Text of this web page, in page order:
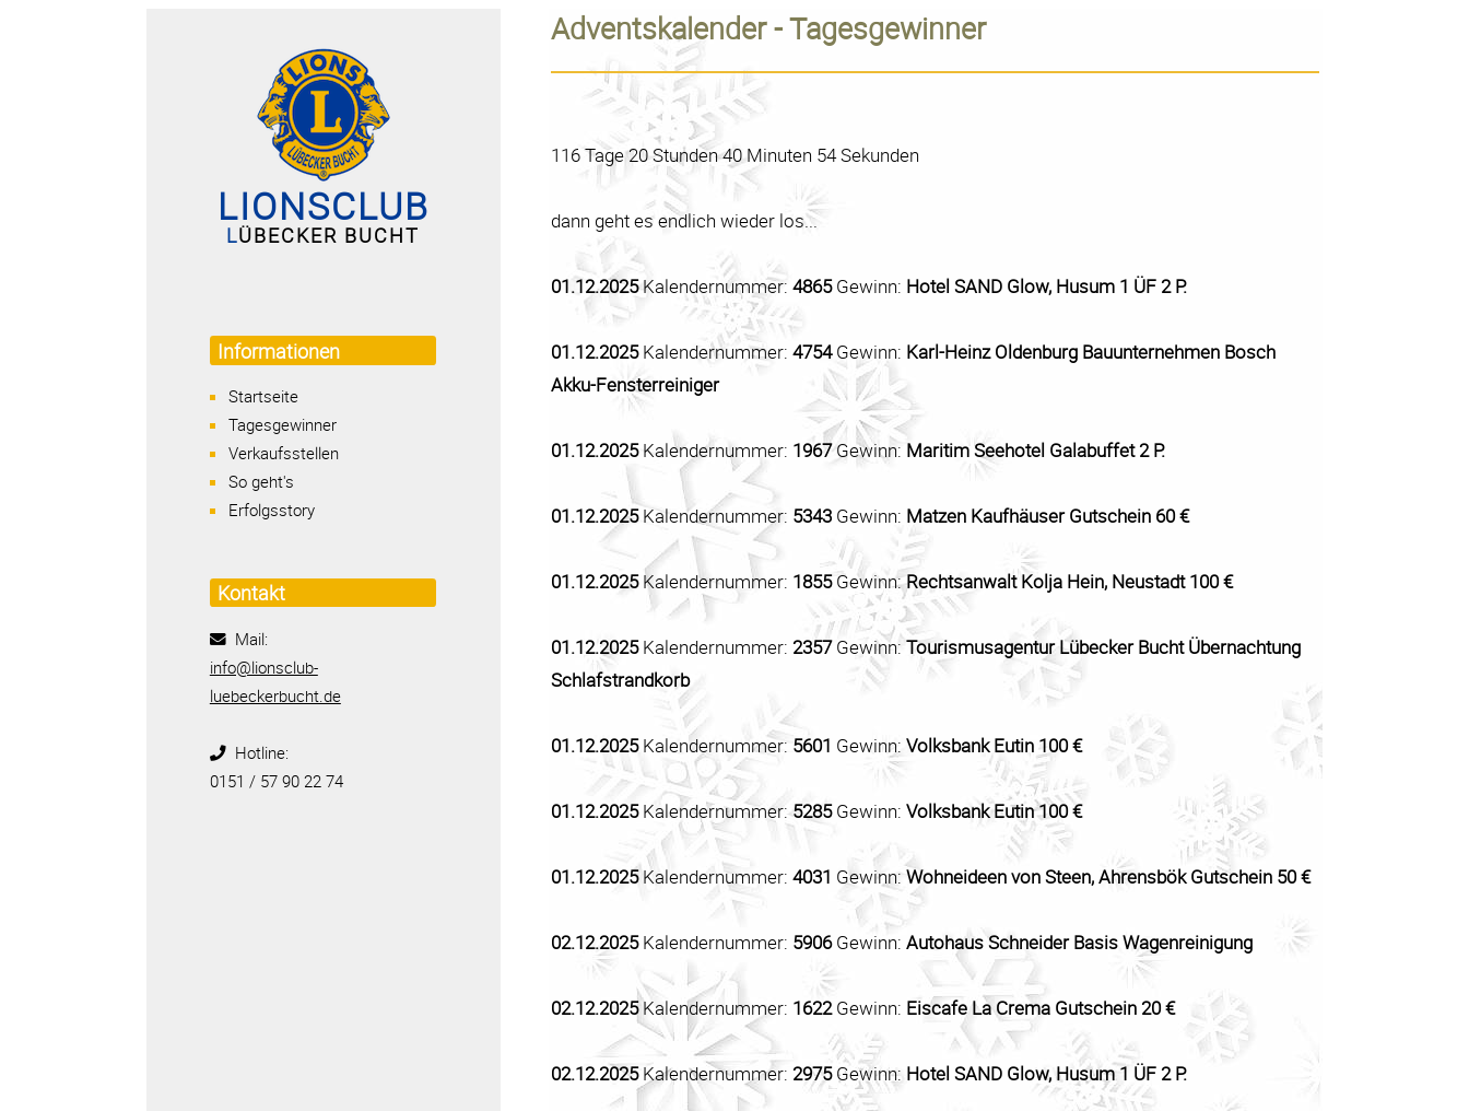
LIONSCLUB
LÜBECKER BUCHT
Informationen
Startseite
Tagesgewinner
Verkaufsstellen
So geht's
Erfolgsstory
Kontakt
Mail:
info@lionsclub-
luebeckerbucht.de
Hotline:
0151 / 57 90 22 74
Adventskalender - Tagesgewinner
116 Tage 20 Stunden 40 Minuten 54 Sekunden
dann geht es endlich wieder los...
01.12.2025Kalendernummer: 4865Gewinn: Hotel SAND Glow, Husum 1 ÜF 2 P.
01.12.2025Kalendernummer: 4754Gewinn: Karl-Heinz Oldenburg Bauunternehmen Bosch
Akku-Fensterreiniger
01.12.2025Kalendernummer: 1967Gewinn: Maritim Seehotel Galabuffet 2 P.
01.12.2025Kalendernummer: 5343Gewinn: Matzen Kaufhäuser Gutschein 60 €
01.12.2025Kalendernummer: 1855Gewinn:Rechtsanwalt Kolja Hein, Neustadt 100 €
01.12.2025Kalendernummer: 2357Gewinn:Tourismusagentur Lübecker Bucht Übernachtung
Schlafstrandkorb
01.12.2025Kalendernummer: 5601 Gewinn: Volksbank Eutin 100 €
01.12.2025Kalendernummer:5285Gewinn: Volksbank Eutin 100 €
01.12.2025Kalendernummer: 4031 Gewinn: Wohneideen von Steen, Ahrensbök Gutschein 50 €
02.12.2025Kalendernummer: 5906Gewinn: Autohaus Schneider Basis Wagenreinigung
02.12.2025Kalendernummer: 1622Gewinn: Eiscafe La Crema Gutschein 20 €
02.12.2025Kalendernummer: 2975Gewinn: Hotel SAND Glow, Husum 1 ÜF 2 P.